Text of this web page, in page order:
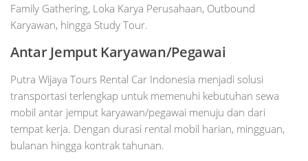
Family Gathering, Loka Karya Perusahaan, Outbound
Karyawan, hingga Study Tour.
Antar Jemput Karyawan/Pegawai
Putra Wijaya Tours Rental Car Indonesia menjadi solusi
transportasi terlengkap untuk memenuhi kebutuhan sewa
mobil antar jemput karyawan/pegawai menuju dan dari
tempat kerja. Dengan durasi rental mobil harian, mingguan,
bulanan hingga kontrak tahunan.